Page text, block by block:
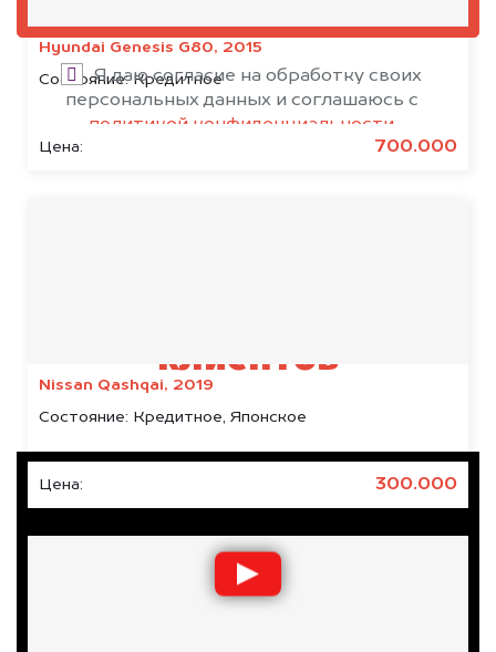
Hyundai Genesis G80, 2015
Состояние:Кредитное
Цена: 700.000
Nissan Qashqai, 2019
Состояние: Кредитное, Японское
Цена: 300.000
Я даю согласие на обработку своих
персональных данных и соглашаюсь с
политикой конфиденциальности
клиентов